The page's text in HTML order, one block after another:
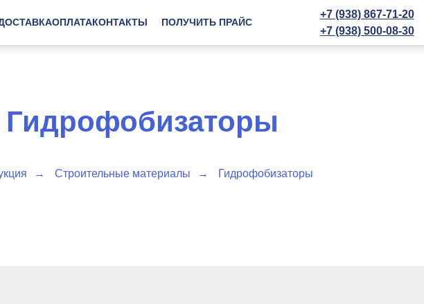
ОПЛАТАКОНТАКТЫ ПОЛУЧИТЬ ПРАЙС
+7 (938) 867-71-20
+7 (938) 500-08-30
Гидрофобизаторы
→ Строительные материалы → Гидрофобизаторы